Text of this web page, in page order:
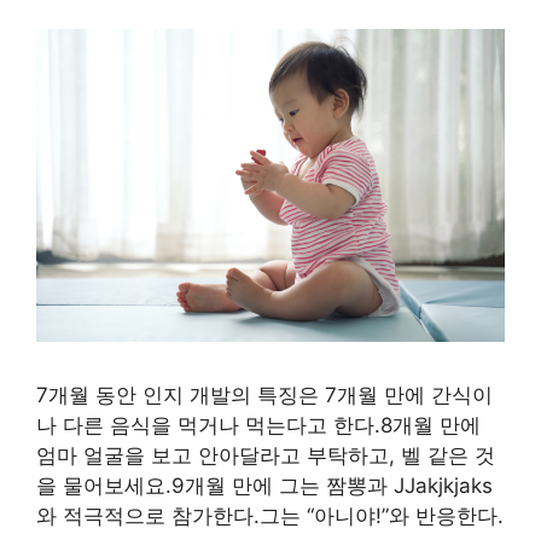
7개월 동안 인지 개발의 특징은 7개월 만에 간식이
나 다른 음식을 먹거나 먹는다고 한다.8개월 만에
엄마 얼굴을 보고 안아달라고 부탁하고, 벨 같은 것
을 물어보세요.9개월 만에 그는 짬뽕과 JJakjkjaks
와 적극적으로 참가한다.그는 “아니야!”와 반응한다.